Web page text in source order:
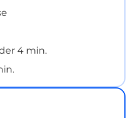
4 min.